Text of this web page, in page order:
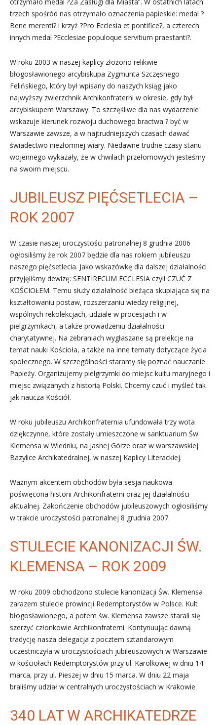
trzech spośród nas otrzymało oznaczenia papieskie: medal ?
Bene merenti? i krzyż ?Pro Ecclesia et pontifice?, a czterech
innych medal ?Ecclesiae populoque servitium praestanti?.
W roku 2003 w naszej kaplicy złożono relikwie
błogosławionego arcybiskupa Zygmunta Szczęsnego
Felińskiego, który był wpisany do naszych ksiąg jako
najwyższy zwierzchnik Archikonfraterni w okresie, gdy był
arcybiskupem Warszawy. To szczęśliwe dla nas wydarzenie
wskazuje kierunek rozwoju duchowego bractwa ? być w
Warszawie zawsze, a w najtrudniejszych czasach dawać
świadectwo niezłomnej wiary. Niedawne trudne czasy stanu
wojennego wykazały, że w chwilach przełomowych jesteśmy
na swoim miejscu.
JUBILEUSZ PIĘĆSETLECIA –
ROK 2007
W czasie naszej uroczystości patronalnej 8 grudnia 2006
ogłosiliśmy że rok 2007 będzie dla nas rokiem jubileuszu
naszego pięćsetlecia. Jako wskazówkę dla dalszej działalności
przyjęliśmy dewizę: SENTIRECUM ECCLESIA czyli CZUĆ Z
KOŚCIOŁEM. Temu służy działalność bieżąca skupiająca się na
kształtowaniu postaw, rozszerzaniu wiedzy religijnej,
wspólnych rekolekcjach, udziale w procesjach i w
pielgrzymkach, a także prowadzeniu działalności
charytatywnej. Na zebraniach wygłaszane są prelekcje na
temat nauki Kościoła, a także na inne tematy dotyczące życia
społecznego. W szczególności staramy się poznać nauczanie
Papieży. Organizujemy pielgrzymki do miejsc kultu maryjnego i
miejsc związanych z historią Polski. Chcemy czuć i myśleć tak
jak naucza Kościół.
W roku jubileuszu Archikonfraternia ufundowała trzy wota
dziękczynne, które zostały umieszczone w sanktuarium Św.
Klemensa w Wiedniu, na Jasnej Górze oraz w warszawskiej
Bazylice Archikatedralnej, w naszej Kaplicy Literackiej.
Ważnym akcentem obchodów była sesja naukowa
poświęcona historii Archikonfraterni oraz jej działalności
aktualnej. Zakończenie obchodów jubileuszowych ogłosiliśmy
w trakcie uroczystości patronalnej 8 grudnia 2007.
STULECIE KANONIZACJI ŚW.
KLEMENSA – ROK 2009
W roku 2009 obchodzono stulecie kanonizacji Św. Klemensa
zarazem stulecie prowincji Redemptorystów w Polsce. Kult
błogosławionego, a potem św. Klemensa zawsze starali się
szerzyć członkowie Archikonfraterni. Kontynuując dawną
tradycję nasza delegacja z pocztem sztandarowym
uczestniczyła w uroczystościach jubileuszowych w Warszawie
w kościołach Redemptorystów przy ul. Karolkowej w dniu 14
marca, przy ul. Pieszej w dniu 15 marca. W dniu 22 maja
braliśmy udział w centralnych uroczystościach w Krakowie.
340 LAT W ARCHIKATEDRZE